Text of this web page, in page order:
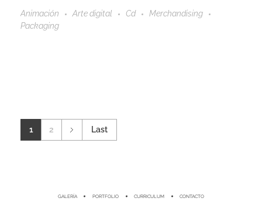
Animación
Arte digital Cd
Merchandising
Packaging
1 2 Last
GALERÍA PORTFOLIO CURRICULUM CONTACTO